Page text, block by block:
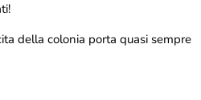
della colonia porta quasi sempre